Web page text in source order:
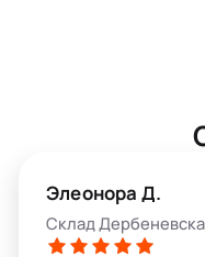
Элеонора Д.
Склад